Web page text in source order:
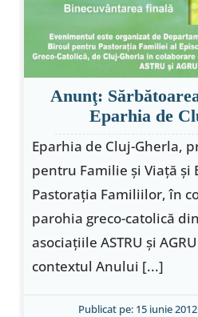
Anunţ:
Eparhia de
Eparhia de Cluj-Gherla,
pentru Familie şi Viaţă şi
Pastoraţia Familiilor, în
parohia greco-catolică
asociaţiile ASTRU şi
contextul Anului [...]
Publicat pe: 15 iunie 2012